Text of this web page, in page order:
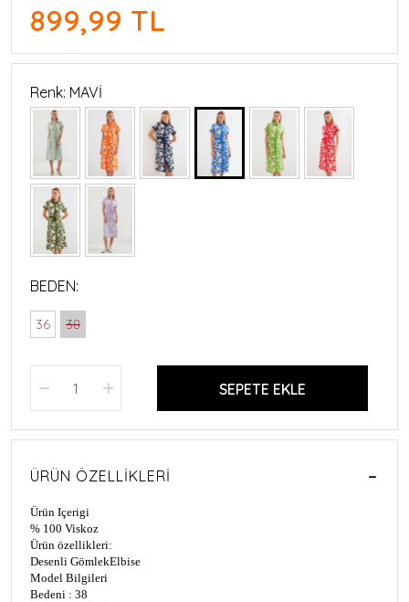
899,99 TL
Renk: MAVİ
BEDEN:
36 38
SEPETE EKLE
ÜRÜN ÖZELLIKLERI
Ürün Içerigi
% 100 Viskoz
Ürün özellikleri:
Desenli GömlekElbise
Model Bilgileri
Bedeni : 38